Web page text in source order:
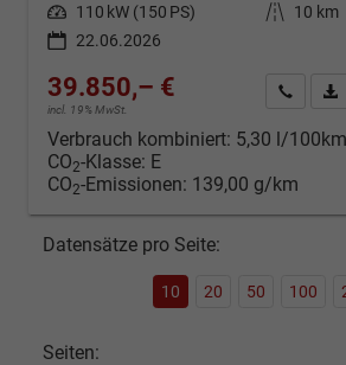
Leistung 110 kW (150 PS) Kilometerstand
10 km
22.06.2026
39.850,– €
incl. 19% MwSt.
Verbrauch kombiniert: 5,30 l/100km
CO2-Klasse: E
CO2-Emissionen: 139,00 g/km
Datensätze pro Seite:
10 20 50 100
Seiten: